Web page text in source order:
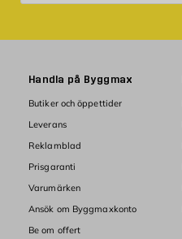
Handla på Byggmax
Butiker och öppettider
Leverans
Reklamblad
Prisgaranti
Varumärken
Ansök om Byggmaxkonto
Be om offert